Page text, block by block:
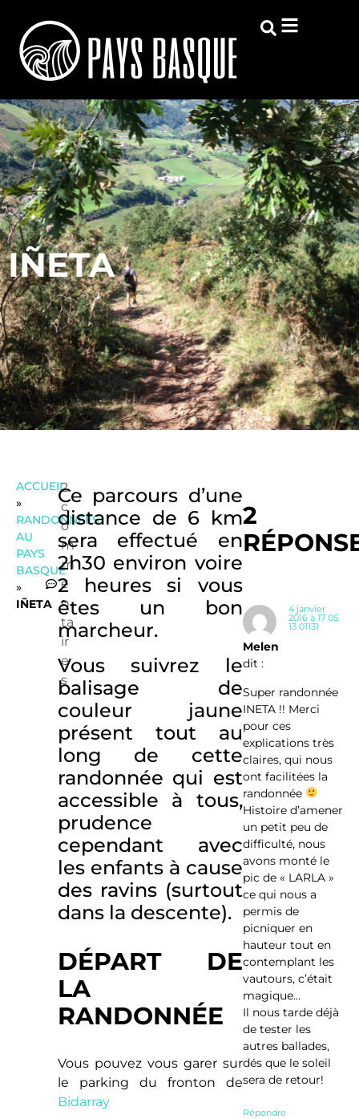
IÑETA
ACCUEIL
»
RANDONNÉES
AU
PAYS
BASQUE
»
IÑETA
2
c
o
m
m
e
n
ta
ir
e
s
Ce parcours d’une
distance de 6 km
sera effectué en
2h30 environ voire
2 heures si vous
êtes un bon
marcheur.
Vous suivrez le
balisage de
couleur jaune
présent tout au
long de cette
randonnée qui est
accessible à tous,
prudence
cependant avec
les enfants à cause
des ravins (surtout
dans la descente).
DÉPART DE
LA
RANDONNÉE
Vous pouvez vous garer sur
le parking du fronton de
Bidarray
2
Melen
dit :
4 janvier
2016 à 17 05
13 01131
Super randonnée
INETA !! Merci
pour ces
explications très
claires, qui nous
ont facilitées la
randonnée
Histoire d’amener
un petit peu de
difficulté, nous
avons monté le
pic de « LARLA »
ce qui nous a
permis de
picniquer en
hauteur tout en
contemplant les
vautours, c’était
magique…
Il nous tarde déjà
de tester les
autres ballades,
dés que le soleil
sera de retour!
Répondre